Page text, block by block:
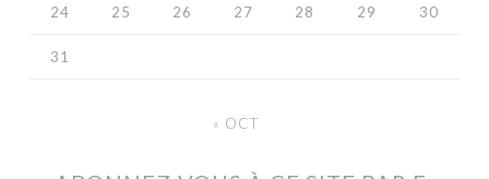
24 25 26 27 28 29 30
31
« OCT